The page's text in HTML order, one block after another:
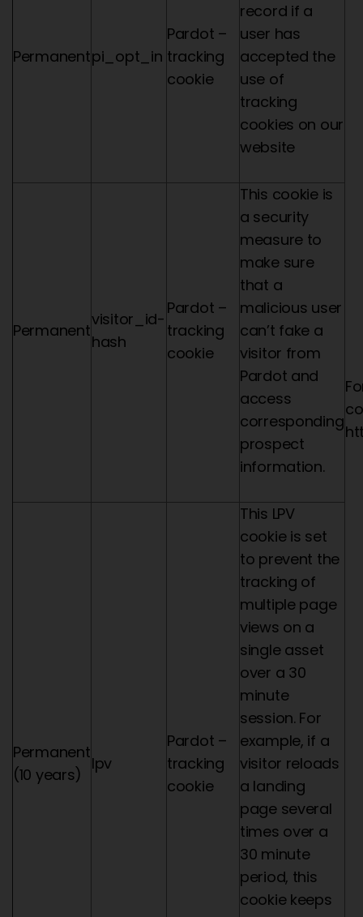
Permanentpi_opt_in
Pardot –
tracking
cookie
record if a
user has
accepted the
use of
tracking
cookies on our
website
Permanent
visitor_id-
hash
Pardot –
tracking
cookie
This cookie is
a security
measure to
make sure
that a
malicious user
can’t fake a
visitor from
Pardot and
access
corresponding
prospect
information.
Permanent
(10 years)
lpv
Pardot –
tracking
cookie
This LPV
cookie is set
to prevent the
tracking of
multiple page
views on a
single asset
over a 30
minute
session. For
example, if a
visitor reloads
a landing
page several
times over a
30 minute
period, this
cookie keeps